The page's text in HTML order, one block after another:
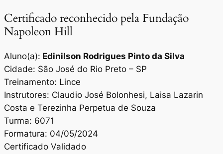
Certificado reconhecido pela Fundação
Napoleon Hill
Aluno(a): Edinilson Rodrigues Pinto da Silva
Cidade: São José do Rio Preto – SP
Treinamento: Lince
Instrutores: Claudio José Bolonhesi, Laisa Lazarin
Costa e Terezinha Perpetua de Souza
Turma: 6071
Formatura: 04/05/2024
Certificado Validado